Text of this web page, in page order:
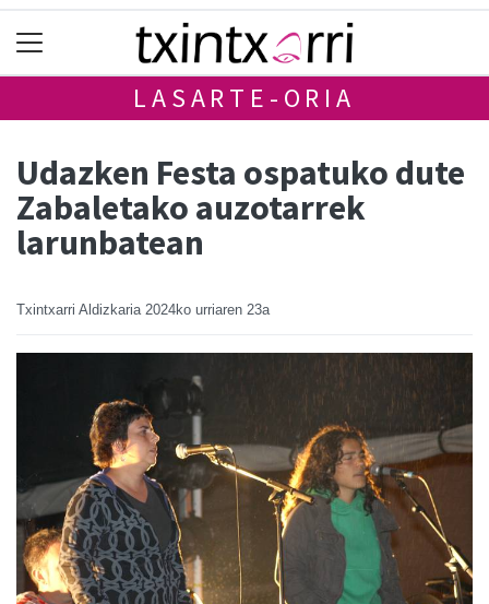
LASARTE-ORIA
Udazken Festa ospatuko dute
Zabaletako auzotarrek
larunbatean
Txintxarri Aldizkaria 2024ko urriaren 23a